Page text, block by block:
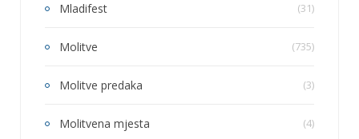
Mladifest (31)
Molitve (735)
Molitve predaka (3)
Molitvena mjesta (4)